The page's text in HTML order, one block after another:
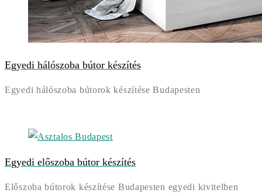
Egyedi hálószoba bútor készítés
Egyedi hálószoba bútorok készítése Budapesten
Egyedi előszoba bútor készítés
Előszoba bútorok készítése Budapesten egyedi kivitelben